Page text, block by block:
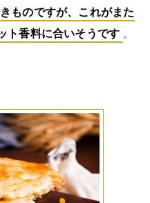
ものですが、これがまた
ト香料に合いそうです 。